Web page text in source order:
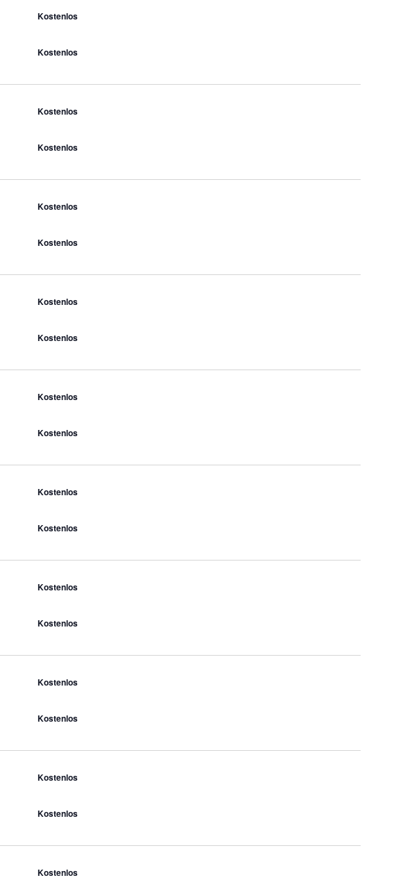
Kostenlos
Kostenlos
Kostenlos
Kostenlos
Kostenlos
Kostenlos
Kostenlos
Kostenlos
Kostenlos
Kostenlos
Kostenlos
Kostenlos
Kostenlos
Kostenlos
Kostenlos
Kostenlos
Kostenlos
Kostenlos
Kostenlos